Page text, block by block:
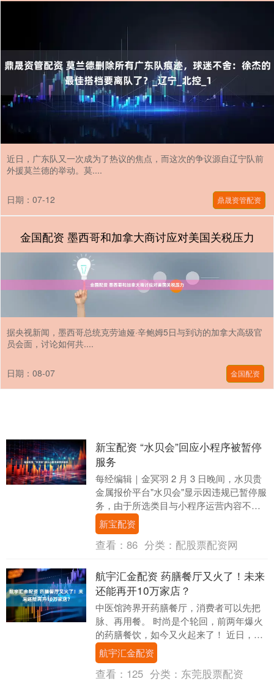
近日，广东队又一次成为了热议的焦点，而这次的争议源自辽宁队前
外援莫兰德的举动。莫....
日期：07-12 鼎晟资管配资
金国配资 墨西哥和加拿大商讨应对美国关税压力
据央视新闻，墨西哥总统克劳迪娅·辛鲍姆5日与到访的加拿大高级官
员会面，讨论如何共....
日期：08-07 金国配资
新宝配资 “水贝会”回应小程序被暂停
服务
每经编辑｜金冥羽 2 月 3 日晚间，水贝贵
金属报价平台"水贝会"显示因违规已暂停服
务，由于所选类目与小程序运营内容不符
合。 据 21 财经，2 月 4 日上午....
新宝配资
查看： 86 分类： 配股票配资网
航宇汇金配资 药膳餐厅又火了！未来
还能再开10万家店？
中医馆跨界开药膳餐厅，消费者可以先把
脉、再用餐。 时尚是个轮回，前两年爆火
的药膳餐饮，如今又火起来了！ 近日，上
市药企大参林和一心堂等连锁药房相继跨
界餐饮，前者....
航宇汇金配资
查看： 125 分类： 东莞股票配资